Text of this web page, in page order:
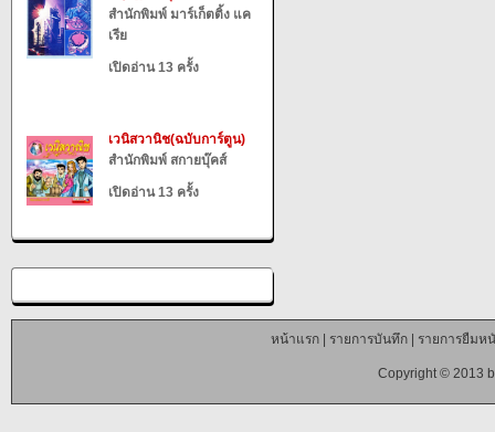
สำนักพิมพ์ มาร์เก็ตติ้ง แค
เรีย
เปิดอ่าน 13 ครั้ง
เวนิสวานิช(ฉบับการ์ตูน)
สำนักพิมพ์ สกายบุ๊คส์
เปิดอ่าน 13 ครั้ง
หน้าแรก| รายการบันทึก| รายการยืมห
Copyright © 2013